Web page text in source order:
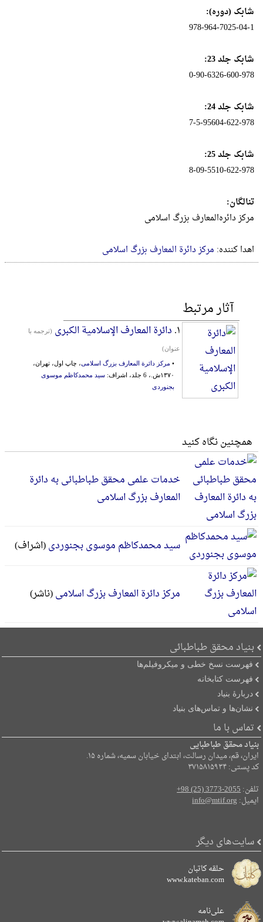
شابک (دوره):
978-964-7025-04-1
شابک جلد 23:
0-90-6326-600-978
شابک جلد 24:
7-5-95604-622-978
شابک جلد 25:
8-09-5510-622-978
تنالگان:
مرکز دائره‌المعارف بزرگ اسلامی
اهدا کننده: مرکز دائرة المعارف بزرگ اسلامی
آثار مرتبط
۱. دائرة ‌المعارف الإسلامیة الکبری (ترجمه با
عنوان)
• مرکز دائرة المعارف بزرگ اسلامی، چاپ اول، تهران،
۱۳۷۰ش.، 6 جلد، اشراف:
سید محمدکاظم موسوی
بجنوردی
همچنین نگاه کنید
خدمات علمی محقق طباطبائی به دائرة
المعارف بزرگ اسلامی
سید محمدکاظم موسوی بجنوردی(اشراف)
مرکز دائرة المعارف بزرگ اسلامی(ناشر)
بنیاد محقق طباطبائی
فهرست نسخ خطی و میکروفیلم‌ها
فهرست کتابخانه
دربارۀ بنیاد
نشان‌ها و تماس‌های بنیاد
تماس با ما
بنیاد محقق طباطبایی
ایران، قم، میدان رسالت، ابتدای خیابان سمیه، شماره ۱۵.
کد پستی: ۳۷۱۵۸۱۵۹۳۴
تلفن:+98 (25) 3773-2055
ایمیل:info@mtif.org
سایت‌های دیگر
حلقه کاتبان
www.kateban.com
علی‌نامه